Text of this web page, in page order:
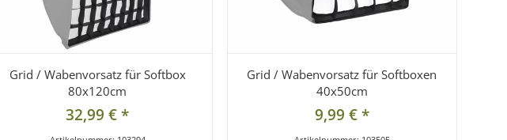
Grid / Wabenvorsatz für Softbox
80x120cm
32,99 €*
Grid / Wabenvorsatz für Softboxen
40x50cm
9,99 €*